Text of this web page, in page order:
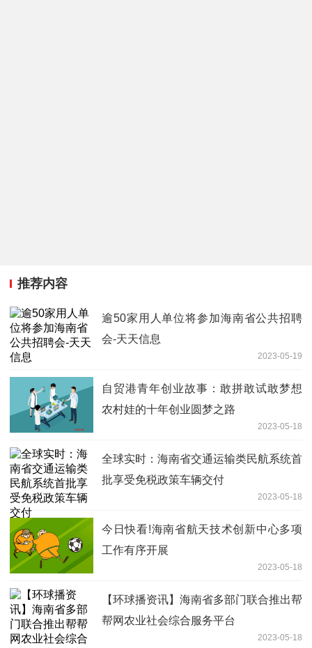
推荐内容
逾50家用人单位将参加海南省公共招聘
会-天天信息
2023-05-19
自贸港青年创业故事：敢拼敢试敢梦想
农村娃的十年创业圆梦之路
2023-05-18
全球实时：海南省交通运输类民航系统首
批享受免税政策车辆交付
2023-05-18
今日快看!海南省航天技术创新中心多项
工作有序开展
2023-05-18
【环球播资讯】海南省多部门联合推出帮
帮网农业社会综合服务平台
2023-05-18